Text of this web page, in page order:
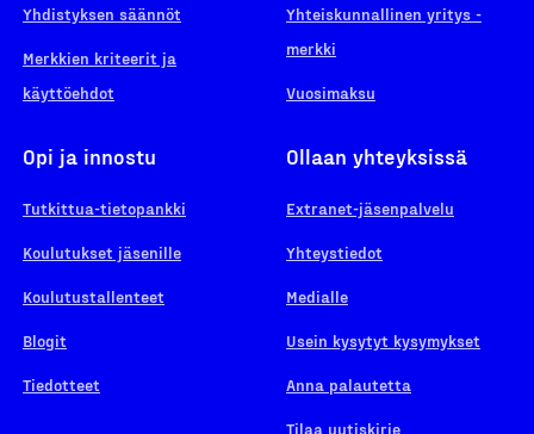
Yhdistyksen säännöt
Merkkien kriteerit ja
käyttöehdot
Yhteiskunnallinen yritys -
merkki
Vuosimaksu
Opi ja innostu
Tutkittua-tietopankki
Koulutukset jäsenille
Koulutustallenteet
Blogit
Tiedotteet
Ollaan yhteyksissä
Extranet-jäsenpalvelu
Yhteystiedot
Medialle
Usein kysytyt kysymykset
Anna palautetta
Tilaa uutiskirje